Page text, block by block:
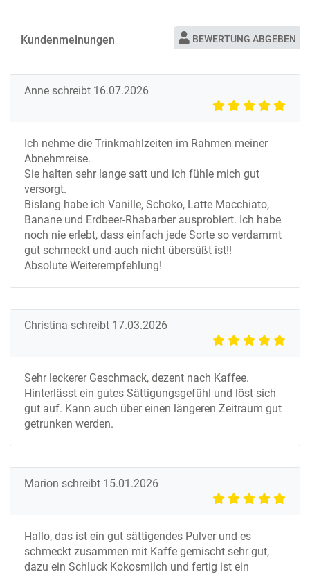
Kundenmeinungen BEWERTUNG ABGEBEN
Anne schreibt 16.07.2026
Ich nehme die Trinkmahlzeiten im Rahmen meiner
Abnehmreise.
Sie halten sehr lange satt und ich fühle mich gut
versorgt.
Bislang habe ich Vanille, Schoko, Latte Macchiato,
Banane und Erdbeer-Rhabarber ausprobiert. Ich habe
noch nie erlebt, dass einfach jede Sorte so verdammt
gut schmeckt und auch nicht übersüßt ist!!
Absolute Weiterempfehlung!
Christina schreibt 17.03.2026
Sehr leckerer Geschmack, dezent nach Kaffee.
Hinterlässt ein gutes Sättigungsgefühl und löst sich
gut auf. Kann auch über einen längeren Zeitraum gut
getrunken werden.
Marion schreibt 15.01.2026
Hallo, das ist ein gut sättigendes Pulver und es
schmeckt zusammen mit Kaffe gemischt sehr gut,
dazu ein Schluck Kokosmilch und fertig ist ein